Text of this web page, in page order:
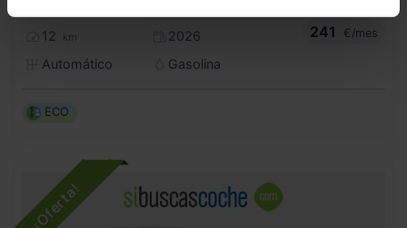
12 km
2026
Automático
Gasolina
241
€/mes
ECO